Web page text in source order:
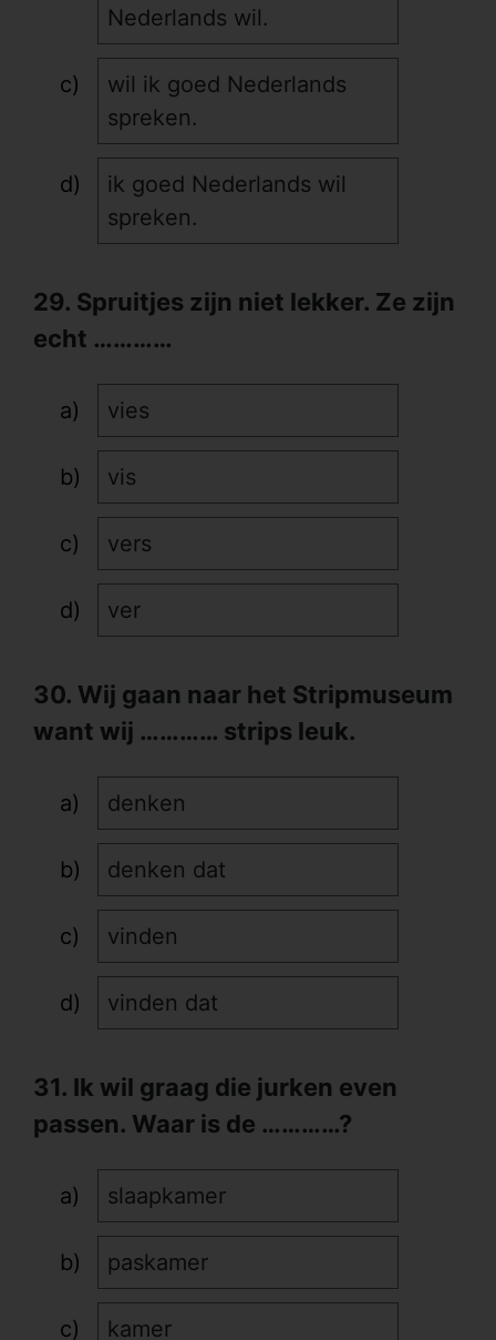
Nederlands wil.
wil ik goed Nederlands
spreken.
ik goed Nederlands wil
spreken.
29. Spruitjes zijn niet lekker. Ze zijn
echt …………
vies
vis
vers
ver
30. Wij gaan naar het Stripmuseum
want wij ………… strips leuk.
denken
denken dat
vinden
vinden dat
31. Ik wil graag die jurken even
passen. Waar is de …………?
slaapkamer
paskamer
kamer